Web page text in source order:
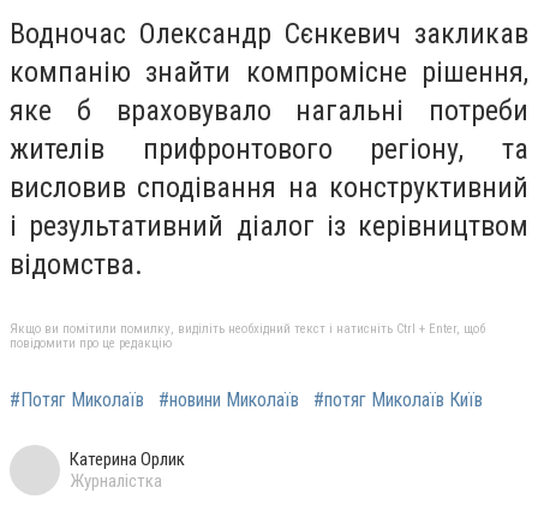
Водночас Олександр Сєнкевич закликав
компанію знайти компромісне рішення,
яке б враховувало нагальні потреби
жителів прифронтового регіону, та
висловив сподівання на конструктивний
і результативний діалог із керівництвом
відомства.
Якщо ви помітили помилку, виділіть необхідний текст і натисніть Ctrl + Enter, щоб
повідомити про це редакцію
#Потяг Миколаїв #новини Миколаїв #потяг Миколаїв Київ
Катерина Орлик
Журналістка